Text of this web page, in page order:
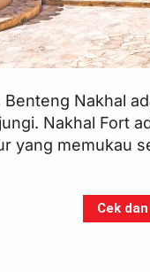
Benteng Nakhal
Nakhal Fort
yang memukau
Cek